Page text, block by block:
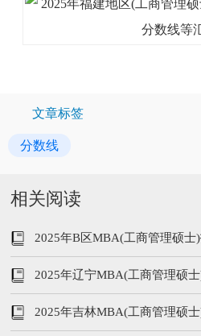
文章标签
分数线
相关阅读
2025年B区MBA(工商管理硕
等汇总
2025年辽宁MBA(工商管理硕
等汇总
2025年吉林MBA(工商管理硕